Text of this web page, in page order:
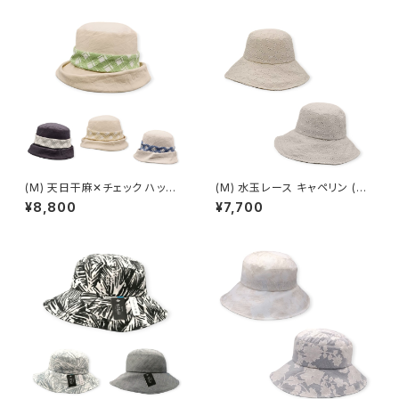
(M) 天日干麻✕チェック ハット
(春夏) OD-11301
¥8,800
(M) 水玉レース キャペリン (春
夏) OE -15311
¥7,700